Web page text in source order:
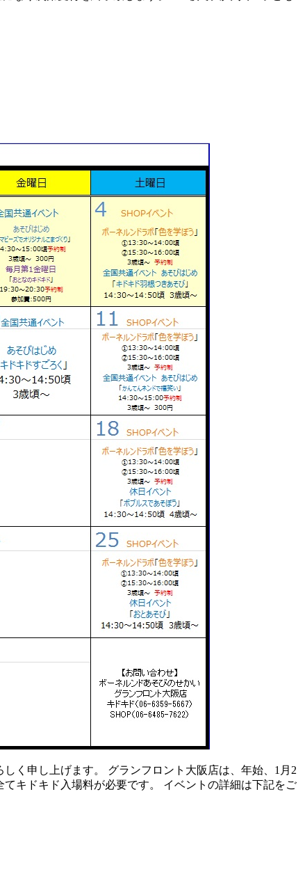
く申し上げます。 グランフロント大阪店は、年始、1月2
キドキド入場料が必要です。 イベントの詳細は下記をご